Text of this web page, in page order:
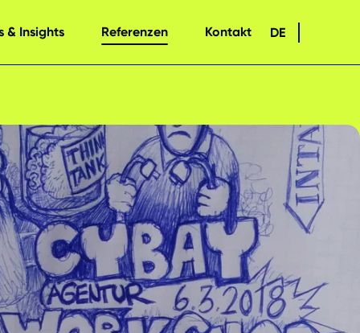
& Insights Referenzen Kontakt DE